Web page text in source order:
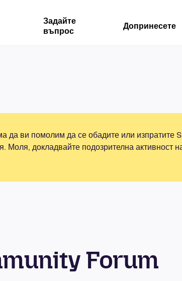
Задайте
въпрос
Допринесете
да ви помолим да се обадите или изпратите
докладвайте подозрителна активност
Forum